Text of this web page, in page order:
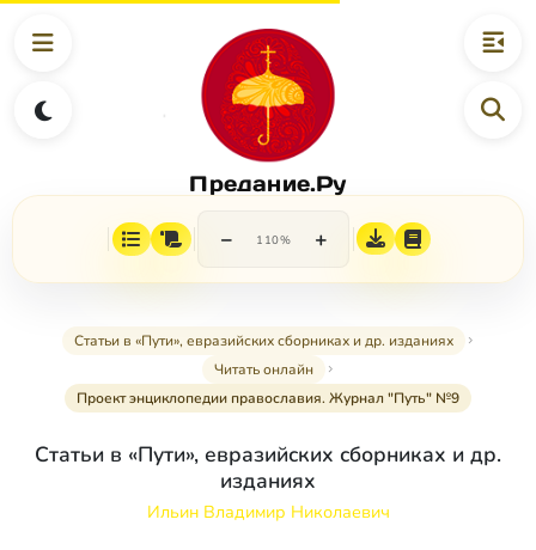
Предание.Ру
− 110% +
Статьи в «Пути», евразийских сборниках и др. изданиях
Читать онлайн
Проект энциклопедии православия. Журнал "Путь" №9
Статьи в «Пути», евразийских сборниках и др.
изданиях
Ильин Владимир Николаевич